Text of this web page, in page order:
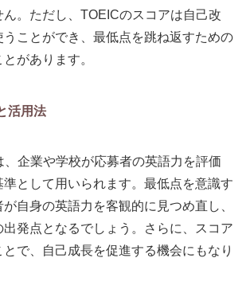
ん。ただし、TOEICのスコアは自己改
ことができ、最低点を跳ね返すための
があります。
活用法
企業や学校が応募者の英語力を評価
として用いられます。最低点を意識す
自身の英語力を客観的に見つめ直し、
発点となるでしょう。さらに、スコア
で、自己成長を促進する機会にもなり